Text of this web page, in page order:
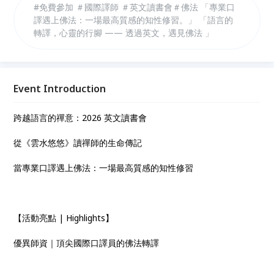
#免費參加 ＃國際譯師 ＃英文讀書會＃佛法 「專業口
譯遇上佛法：一場最高質感的知性修習。」 「語言的
轉譯，心靈的行腳 —— 透過英文，遇見佛法 」
Event Introduction
跨越語言的禪意：2026 英文讀書會
從《雲水悠悠》讀禪師的生命傳記
當專業口譯遇上佛法：一場最高質感的知性修習
【活動亮點 | Highlights】
優異師資｜頂尖國際口譯員的佛法轉譯